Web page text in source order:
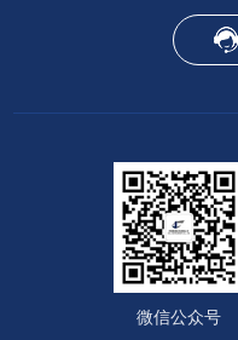
微信公众号